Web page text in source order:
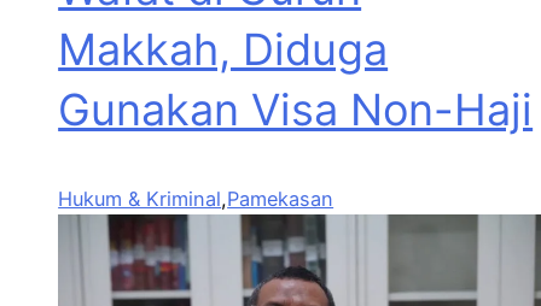
Makkah, Diduga
Gunakan Visa Non-Haji
Hukum & Kriminal,Pamekasan